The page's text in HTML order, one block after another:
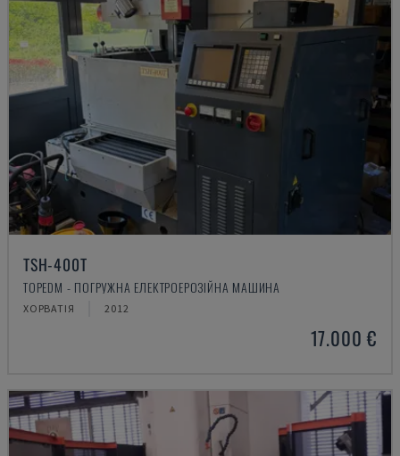
TSH-400T
TOPEDM - ПОГРУЖНА ЕЛЕКТРОЕРОЗІЙНА МАШИНА
ХОРВАТІЯ 2012
17.000 €